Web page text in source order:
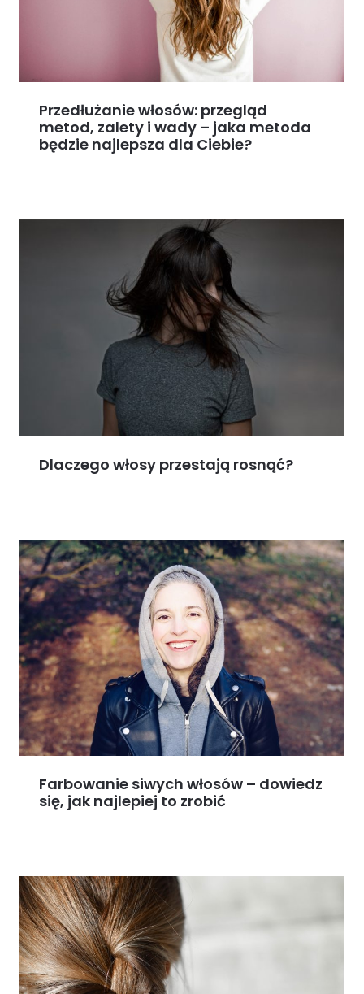
Przedłużanie włosów: przegląd
metod, zalety i wady – jaka metoda
będzie najlepsza dla Ciebie?
Dlaczego włosy przestają rosnąć?
Farbowanie siwych włosów – dowiedz
się, jak najlepiej to zrobić